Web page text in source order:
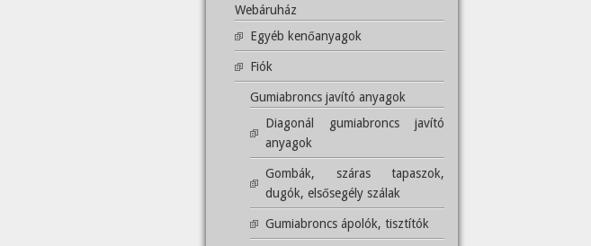
Webáruház
Egyéb kenőanyagok
Fiók
Gumiabroncs javító anyagok
Diagonál gumiabroncs javító
anyagok
Gombák, száras tapaszok,
dugók, elsősegély szálak
Gumiabroncs ápolók, tisztítók